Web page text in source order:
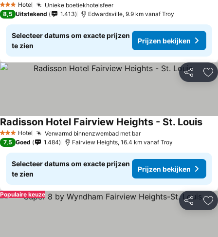
3 SterrenHotel Unieke boetiekhotelsfeer
8,5 Uitstekend 1.413 Edwardsville, 9.9 km vanaf Troy
Selecteer datums om exacte prijzen
te zien
Prijzen bekijken
Delen
3 SterrenHotel Verwarmd binnenzwembad met bar
Radisson Hotel Fairview Heights - St. Louis
7,5 Goed 1.484 Fairview Heights, 16.4 km vanaf Troy
Selecteer datums om exacte prijzen
te zien
Prijzen bekijken
Delen
Populaire keuze